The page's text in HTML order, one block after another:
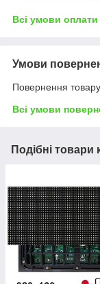
Всі умови оплати
Умови
Повернення
Всі умови
Подібні товари